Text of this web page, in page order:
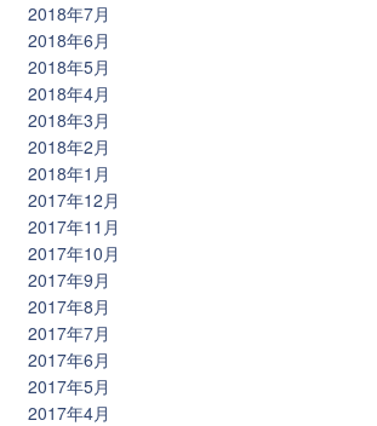
2018年7月
2018年6月
2018年5月
2018年4月
2018年3月
2018年2月
2018年1月
2017年12月
2017年11月
2017年10月
2017年9月
2017年8月
2017年7月
2017年6月
2017年5月
2017年4月